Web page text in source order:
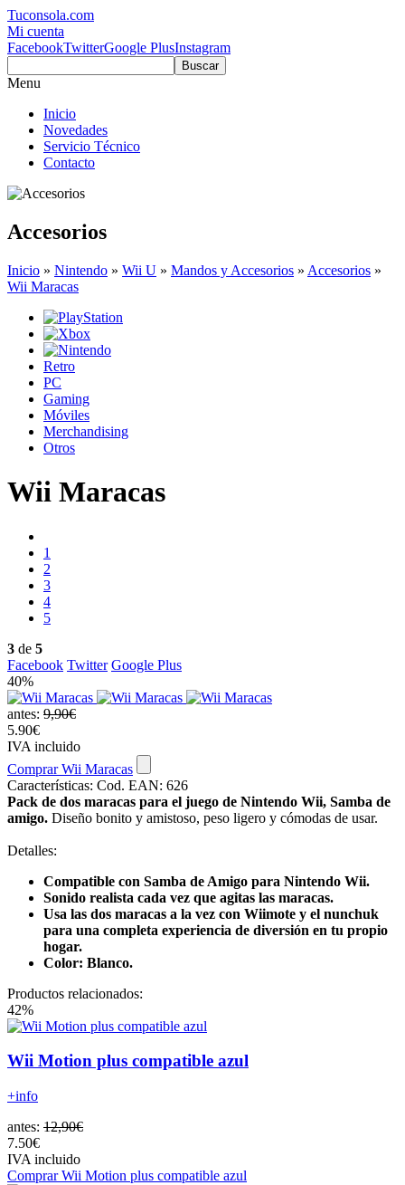
Tuconsola.com
Mi cuenta
FacebookTwitterGoogle PlusInstagram
Buscar
Menu
Inicio
Novedades
Servicio Técnico
Contacto
Accesorios
Inicio » Nintendo » Wii U » Mandos y Accesorios » Accesorios »
Wii Maracas
Retro
PC
Gaming
Móviles
Merchandising
Otros
Wii Maracas
1
2
3
4
5
3 de 5
Facebook Twitter Google Plus
40%
antes: 9,90€
5.90€
IVA incluido
Comprar Wii Maracas
Características: Cod. EAN: 626
Pack de dos maracas para el juego de Nintendo Wii, Samba de
amigo. Diseño bonito y amistoso, peso ligero y cómodas de usar.
Detalles:
Compatible con Samba de Amigo para Nintendo Wii.
Sonido realista cada vez que agitas las maracas.
Usa las dos maracas a la vez con Wiimote y el nunchuk
para una completa experiencia de diversión en tu propio
hogar.
Color: Blanco.
Productos relacionados:
42%
Wii Motion plus compatible azul
+info
antes: 12,90€
7.50€
IVA incluido
Comprar Wii Motion plus compatible azul